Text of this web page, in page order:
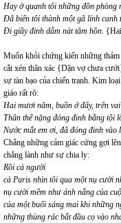
Hay ở quanh tôi những đồn phòng
Đã biến tôi thành một gã lính canh
Đi giầy đinh dẫm nát tâm hồn.
Muốn khỏi chứng kiến những thảm
cắt xén thân xác {Dặn vợ chưa
sự tàn bạo của chiến tranh. Kim
giáo rất rõ:
Hai mươi năm, buồn ở đấy, trên vai
Thân thể nặng đóng đinh bằng tội
Nước mắt em ơi, đã đóng đinh
Chẳng những cảm giác cứng gợi
chẳng lành như sự chia ly:
Rồi cả người
cả Paris nhìn tôi qua một nụ cười
nụ cười mềm như ánh nắng của
của một buổi sáng mai khi những
những thùng rác bắt đầu cọ vào